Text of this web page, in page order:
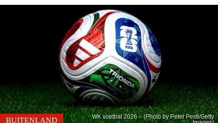
WK voetbal 2026 – (Photo by Peter Pesti/Getty
BUITENLAND